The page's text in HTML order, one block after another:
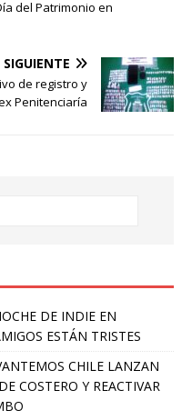
del Patrimonio en
SIGUIENTE
de registro y
Penitenciaría
DE INDIE EN
ESTÁN TRISTES
CHILE LANZAN
COSTERO Y REACTIVAR